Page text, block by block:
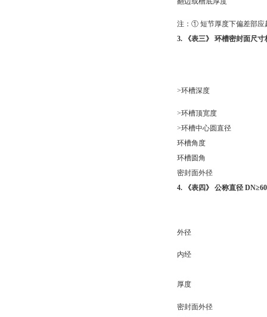
注：① 短节厚度下偏差部应
3. 《表三》 环槽密封面尺寸
>环槽深度
>环槽顶宽度
>环槽中心圆直径
环槽角度
环槽圆角
密封面外径
4. 《表四》 公称直径
外径
内经
厚度
密封面外径